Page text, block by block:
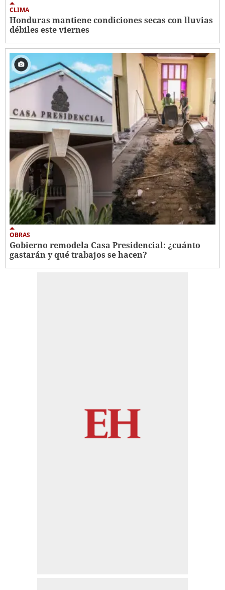
CLIMA
Honduras mantiene condiciones secas con lluvias
débiles este viernes
OBRAS
Gobierno remodela Casa Presidencial: ¿cuánto
gastarán y qué trabajos se hacen?